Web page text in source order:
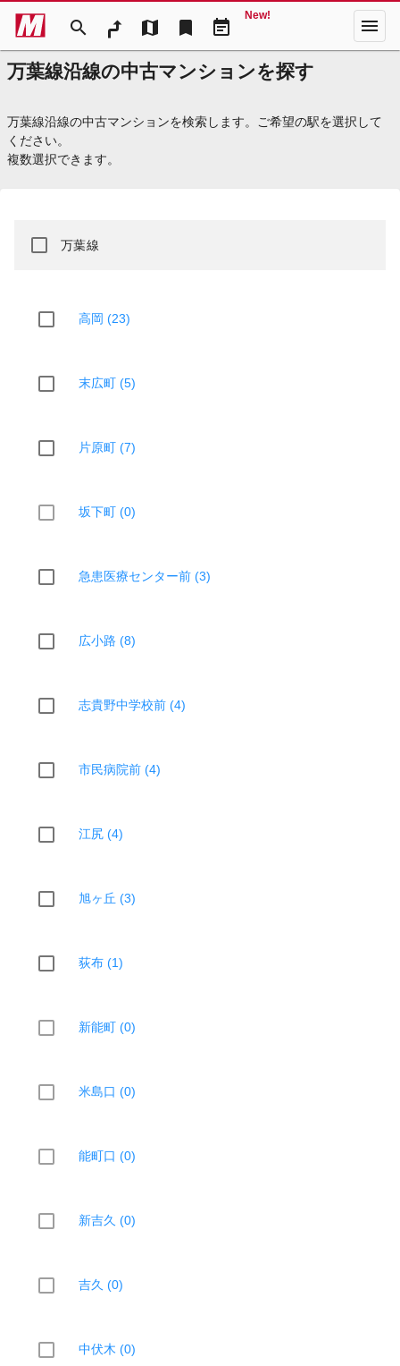
search map bookmark event_note
New! menu
万葉線沿線の中古マンションを探す
万葉線沿線の中古マンションを検索します。ご希望の駅を選択して
ください。
複数選択できます。
万葉線
高岡 (23)
末広町 (5)
片原町 (7)
坂下町 (0)
急患医療センター前 (3)
広小路 (8)
志貴野中学校前 (4)
市民病院前 (4)
江尻 (4)
旭ヶ丘 (3)
荻布 (1)
新能町 (0)
米島口 (0)
能町口 (0)
新吉久 (0)
吉久 (0)
中伏木 (0)